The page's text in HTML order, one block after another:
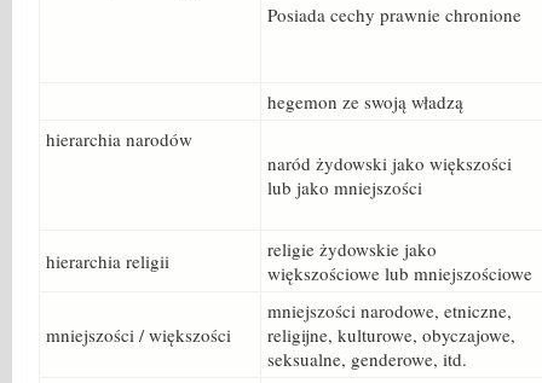
Posiada cechy prawnie chronione
hegemon ze swoją władzą
hierarchia narodów
naród żydowski jako większości
lub jako mniejszości
hierarchia religii
religie żydowskie jako
większościowe lub mniejszościowe
mniejszości / większości
mniejszości narodowe, etniczne,
religijne, kulturowe, obyczajowe,
seksualne, genderowe, itd.